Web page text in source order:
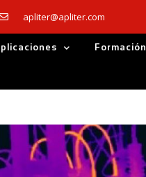
apliter@apliter.com
Formación